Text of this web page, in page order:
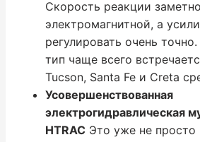
Скорость реакции
электромагнитной, а
регулировать очень
тип чаще всего
Tucson, Santa Fe и Creta
Усовершенствованная
электрогидравлическая
HTRAC Это уже не просто